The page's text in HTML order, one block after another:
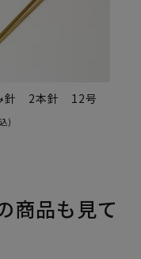
針 2本針 12号
)
商品も見て